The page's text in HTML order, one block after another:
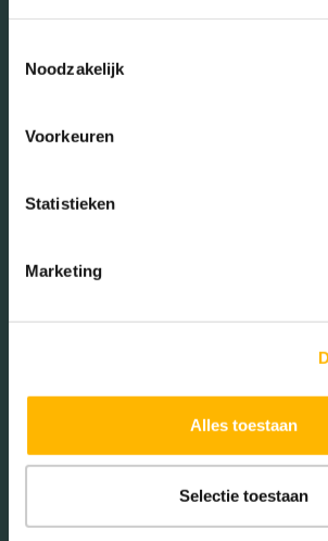
Noodzakelijk
Voorkeuren
Statistieken
Marketing
Alles toestaan
Selectie toestaan
Aantal inwoners:
6055